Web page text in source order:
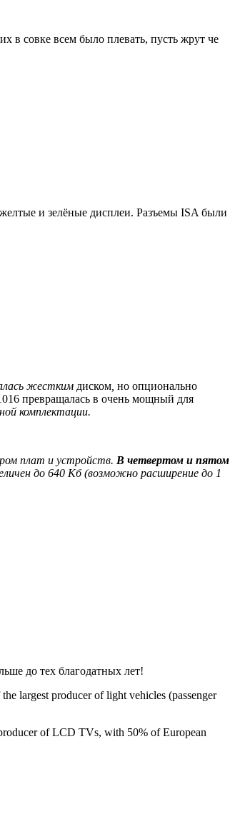
в совке всем было плевать, пусть жрут че
и зелёные дисплеи. Разъемы ISA были
жестким диском но опционально
превращалась в очень мощный для
комплектации.
плат и устройств. В четвертом и пятом
до 640 Кб (возможно расширение до 1
до тех благодатных лет!
largest producer of light vehicles (passenger
of LCD TVs, with 50% of European